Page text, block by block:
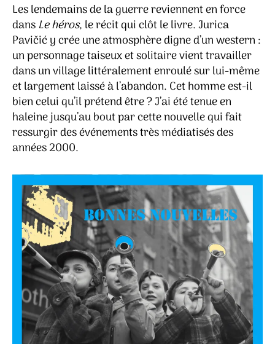
Les lendemains de la guerre reviennent en force
dans Le héros, le récit qui clôt le livre. Jurica
Pavičić y crée une atmosphère digne d’un western :
un personnage taiseux et solitaire vient travailler
dans un village littéralement enroulé sur lui-même
et largement laissé à l’abandon. Cet homme est-il
bien celui qu’il prétend être ? J’ai été tenue en
haleine jusqu’au bout par cette nouvelle qui fait
ressurgir des événements très médiatisés des
années 2000.